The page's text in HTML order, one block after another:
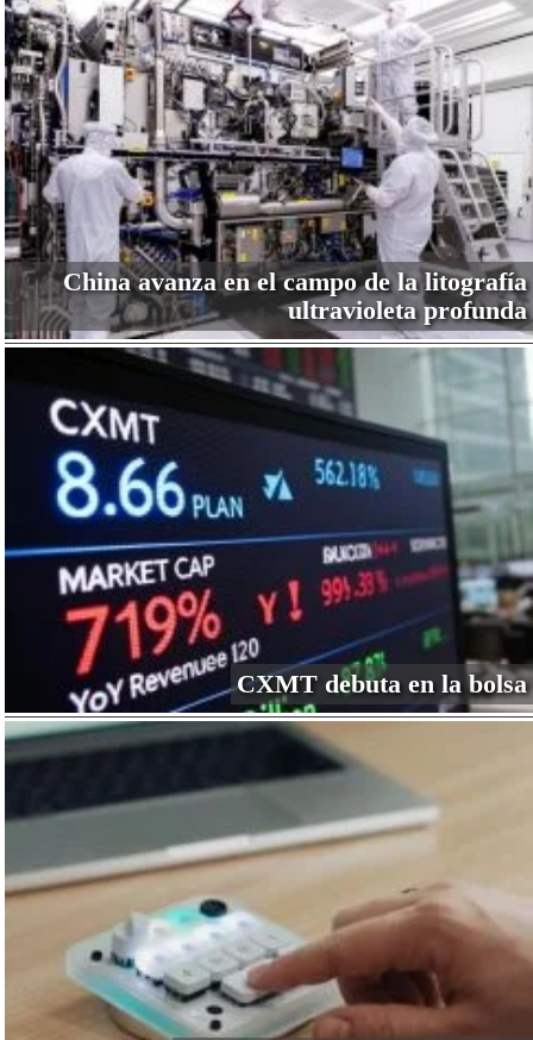
China avanza en el campo de la litografía
ultravioleta profunda
CXMT debuta en la bolsa